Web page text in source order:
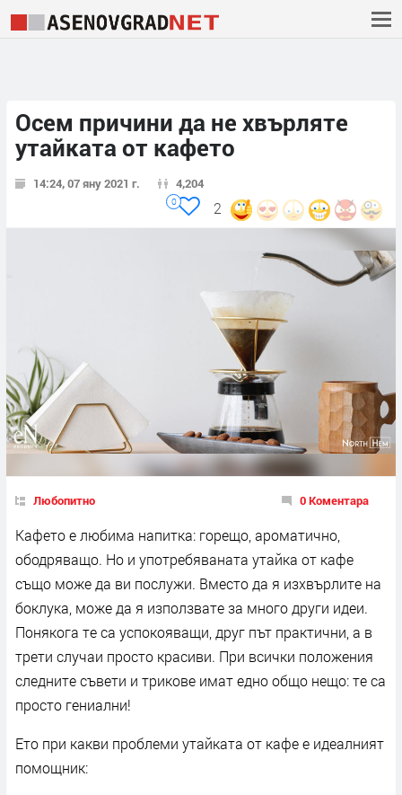
Oсем причини да не хвърляте
утайката от кафето
14:24, 07 яну 2021 г. 4,204
2
0
Любопитно 0 Коментара
Кафето е любима напитка: горещо, ароматично,
ободряващо. Но и употребяваната утайка от кафе
също може да ви послужи. Вместо да я изхвърлите на
боклука, може да я използвате за много други идеи.
Понякога те са успокояващи, друг път практични, а в
трети случаи просто красиви. При всички положения
следните съвети и трикове имат едно общо нещо: те са
просто гениални!
Ето при какви проблеми утайката от кафе е идеалният
помощник: